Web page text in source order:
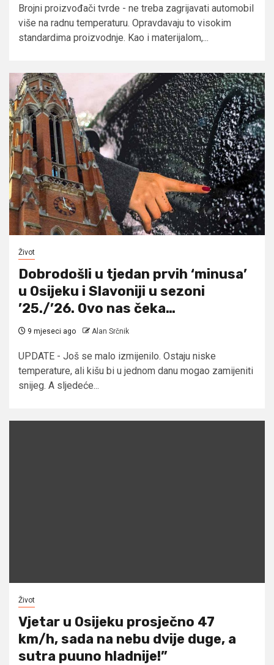
Brojni proizvođači tvrde - ne treba zagrijavati automobil
više na radnu temperaturu. Opravdavaju to visokim
standardima proizvodnje. Kao i materijalom,...
Život
Dobrodošli u tjedan prvih ‘minusa’
u Osijeku i Slavoniji u sezoni
’25./’26. Ovo nas čeka…
9 mjeseci ago Alan Srčnik
UPDATE - Još se malo izmijenilo. Ostaju niske
temperature, ali kišu bi u jednom danu mogao zamijeniti
snijeg. A sljedeće...
Život
Vjetar u Osijeku prosječno 47
km/h, sada na nebu dvije duge, a
sutra puuno hladnije!”